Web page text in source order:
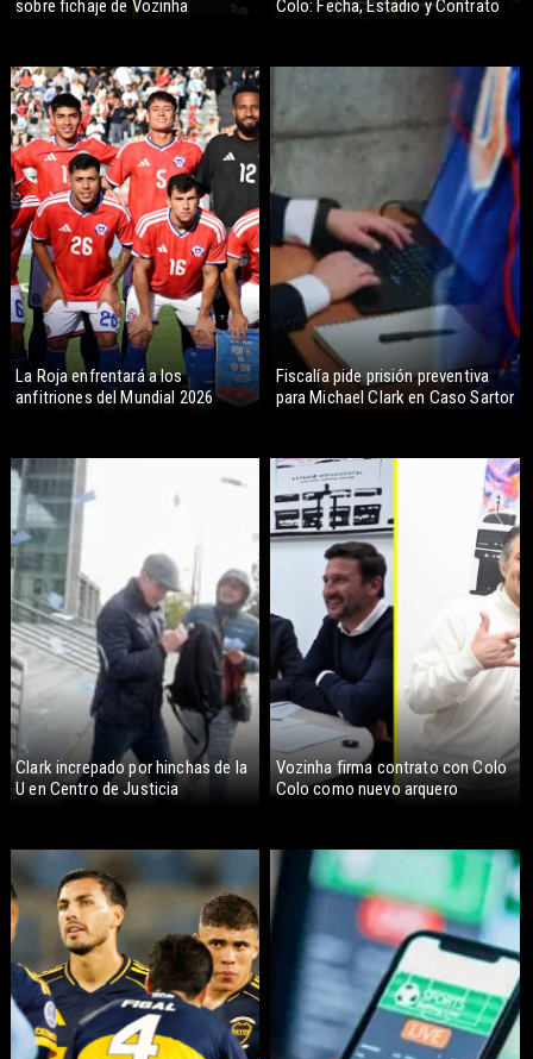
sobre fichaje de Vozinha Colo: Fecha, Estadio y Contrato
La Roja enfrentará a los
anfitriones del Mundial 2026
Fiscalía pide prisión preventiva
para Michael Clark en Caso Sartor
Clark increpado por hinchas de la
U en Centro de Justicia
Vozinha firma contrato con Colo
Colo como nuevo arquero